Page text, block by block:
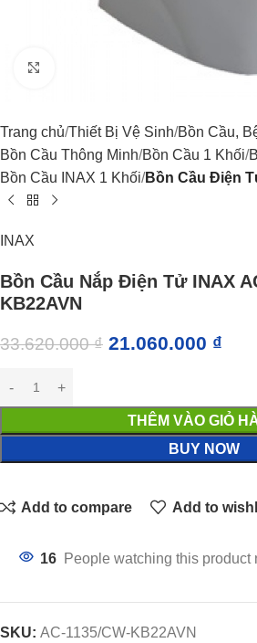
Trang chủ Thiết Bị Vệ Sinh Bồn Cầu,
Bồn Cầu Thông Minh Bồn Cầu 1 Khối
Bồn Cầu INAX 1 Khối Bồn Cầu Điện
INAX
Bồn Cầu Nắp Điện Tử INAX
KB22AVN
33.620.000₫ 21.060.000 ₫
THÊM VÀO GIỎ
BUY NOW
Add to compare Add to
16 People watching this product
SKU: AC-1135/CW-KB22AVN